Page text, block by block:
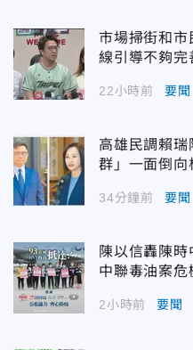
市場掃街和市
線引導不夠完
22小時前 要聞
高雄民調賴
群」一面倒向
34分鐘前 要聞
陳以信轟陳
中聯毒油案危
2小時前 要聞